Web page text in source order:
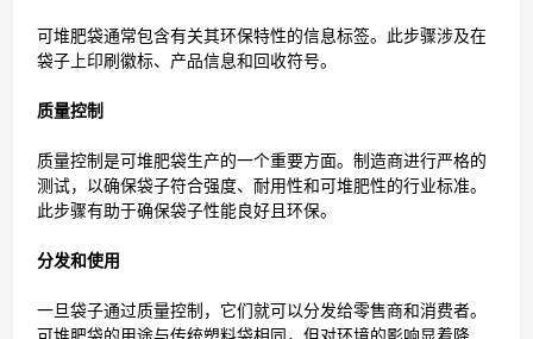
可堆肥袋通常包含有关其环保特性的信息标签。此步骤涉及在
袋子上印刷徽标、产品信息和回收符号。
质量控制
质量控制是可堆肥袋生产的一个重要方面。制造商进行严格的
测试，以确保袋子符合强度、耐用性和可堆肥性的行业标准。
此步骤有助于确保袋子性能良好且环保。
分发和使用
一旦袋子通过质量控制，它们就可以分发给零售商和消费者。